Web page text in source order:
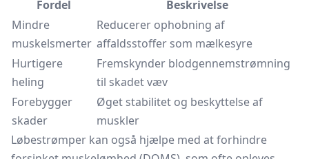
Fordel
Beskrivelse
Mindre
muskelsmerter
Reducerer ophobning af
affaldsstoffer som mælkesyre
Hurtigere
heling
Fremskynder blodgennemstrømning
til skadet væv
Forebygger
skader
Øget stabilitet og beskyttelse af
muskler
Løbestrømper kan også hjælpe med at forhindre